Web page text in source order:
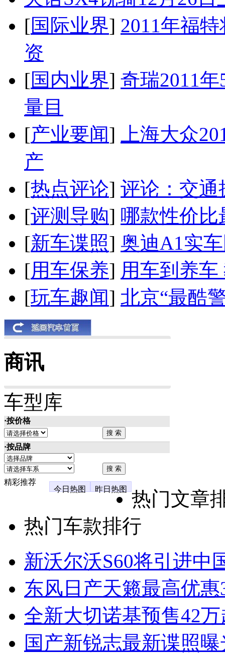
[国际业界] 2011年福
资
[国内业界] 奇瑞2011
量目
[产业要闻]
上海大众
产
[热点评论] 评论：交通
[评测导购] 哪款性价比
[新车谍照] 奥迪A1实
[用车保养] 用车到养
[玩车趣闻] 北京“最酷
商讯
车型库
·按价格
·按品牌
精彩推荐
今日热图
昨日热图
热门文章
热门车款排行
新沃尔沃S60将引进中
东风日产天籁最高优
全新大切诺基预售42
国产新锐志最新谍照